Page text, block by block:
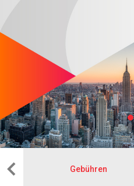
Gebühren